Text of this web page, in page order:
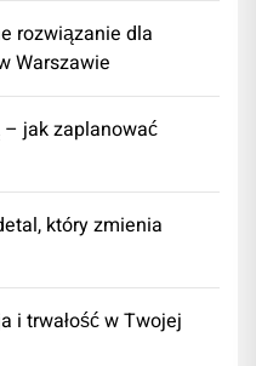
rozwiązanie dla
Warszawie
– jak zaplanować
który zmienia
i trwałość w Twojej